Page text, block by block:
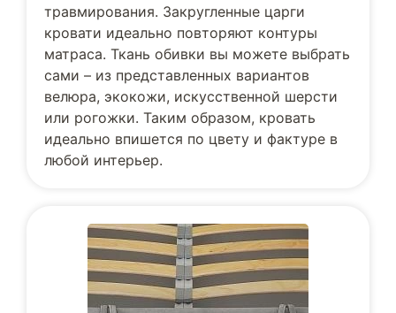
травмирования. Закругленные царги
кровати идеально повторяют контуры
матраса. Ткань обивки вы можете выбрать
сами – из представленных вариантов
велюра, экокожи, искусственной шерсти
или рогожки. Таким образом, кровать
идеально впишется по цвету и фактуре в
любой интерьер.